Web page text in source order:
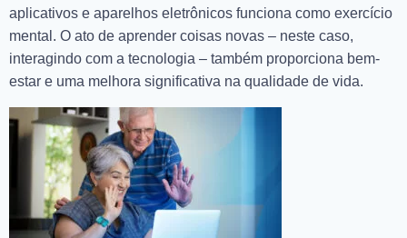
aplicativos e aparelhos eletrônicos funciona como exercício
mental. O ato de aprender coisas novas – neste caso,
interagindo com a tecnologia – também proporciona bem-
estar e uma melhora significativa na qualidade de vida.